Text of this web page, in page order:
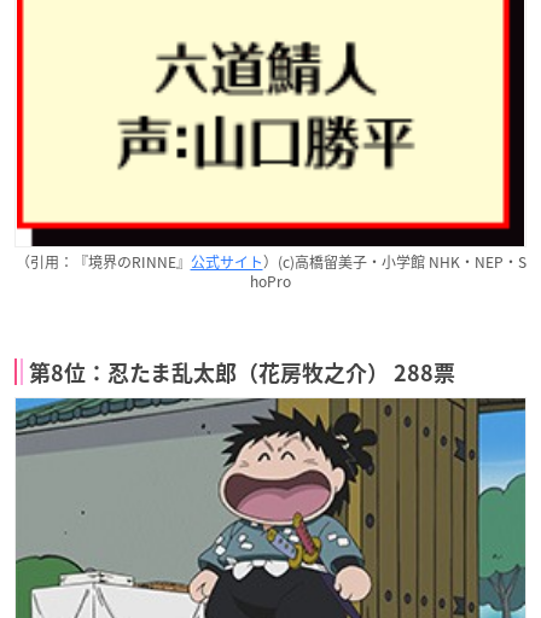
（引用：『境界のRINNE』 公式サイト）(c)高橋留美子・小学館 NHK・NEP・S
hoPro
第8位：忍たま乱太郎（花房牧之介） 288票